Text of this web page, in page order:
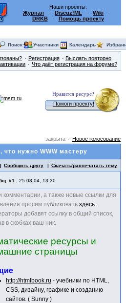
Наши проекты:
Журнал · Discuz!ML · Wiki ·
DRKB· Помощь проекту
Поиск Участники Календарь
Регистрация
Выслать повторно
Что даёт регистрация на форуме?
Нравится ресурс?
Помоги проекту!
закрыта
Новое голосование
что нужно WWW мастеру
Сообщить другу Скачать/распечатать тему
#1 25.08.04, 13:30
комментарии, а также новые ссылки для
просим публиковать здесь.
добавят ссылку в общий список,
в скобках ваш ник.
ресурсы и
страницы
http://htmlbook.ru - учебники по HTML,
CSS, дизайну, графике и созданию
сайтов. ( Sunny )